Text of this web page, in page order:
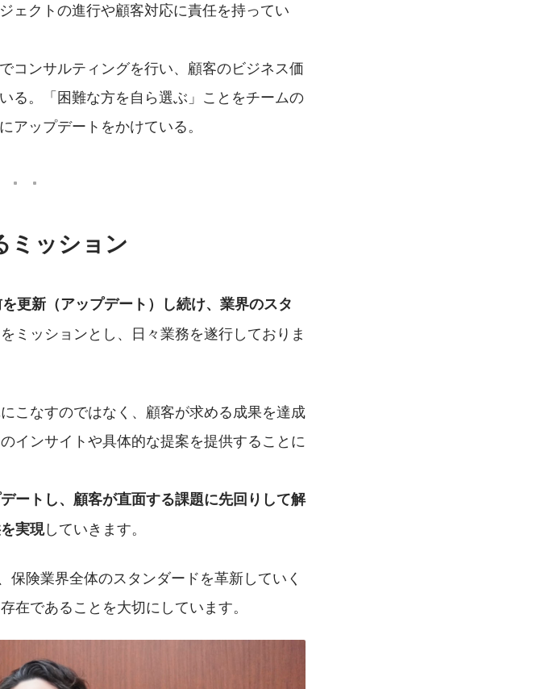
ェクトの進行や顧客対応に責任を持ってい
コンサルティングを行い、顧客のビジネス価
る。「困難な方を自ら選ぶ」ことをチームの
ップデートをかけている。
ミッション
を更新（アップデート）し続け、業界のスタ
をミッションとし、日々業務を遂行しておりま
こなすのではなく、顧客が求める成果を達成
インサイトや具体的な提案を提供することに
ートし、顧客が直面する課題に先回りして解
実現していきます。
保険業界全体のスタンダードを革新していく
在であることを大切にしています。